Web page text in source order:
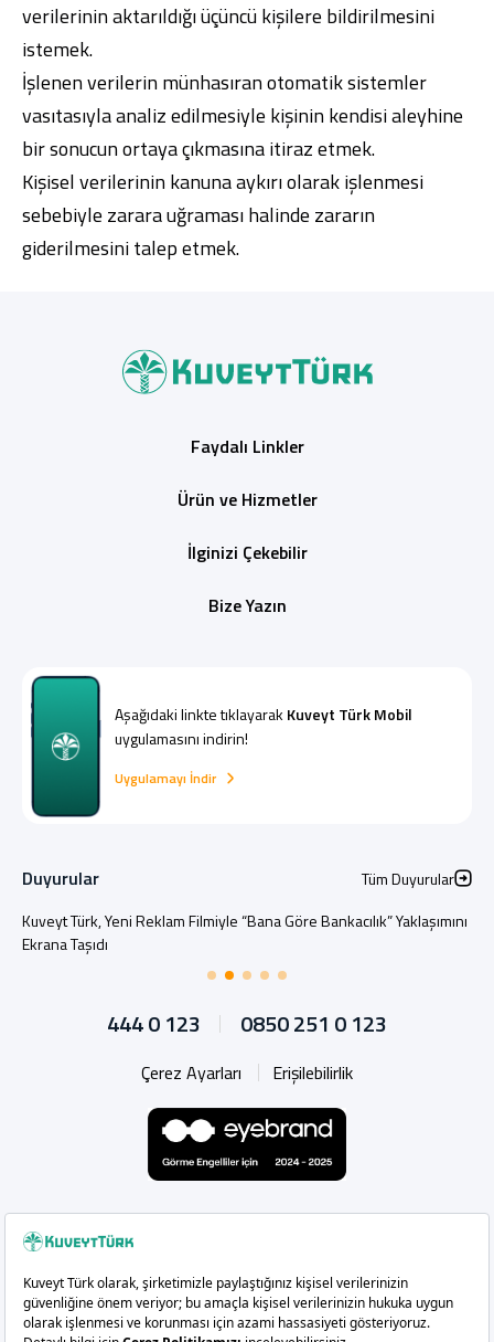
verilerinin aktarıldığı üçüncü kişilere bildirilmesini
istemek.
İşlenen verilerin münhasıran otomatik sistemler
vasıtasıyla analiz edilmesiyle kişinin kendisi aleyhine
bir sonucun ortaya çıkmasına itiraz etmek.
Kişisel verilerinin kanuna aykırı olarak işlenmesi
sebebiyle zarara uğraması halinde zararın
giderilmesini talep etmek.
Faydalı Linkler
Ürün ve Hizmetler
İlginizi Çekebilir
Bize Yazın
Aşağıdaki linkte tıklayarak Kuveyt Türk Mobil
uygulamasını indirin!
Uygulamayı İndir
Duyurular
Tüm Duyurular
Kuveyt Türk, Yeni Reklam Filmiyle “Bana Göre Bankacılık” Yaklaşımını
Ekrana Taşıdı
444 0 123 0850 251 0 123
Çerez Ayarları Erişilebilirlik
Whatsapp
Copyright 2026 Kuveyt Türk Katılım Bankası A.Ş.